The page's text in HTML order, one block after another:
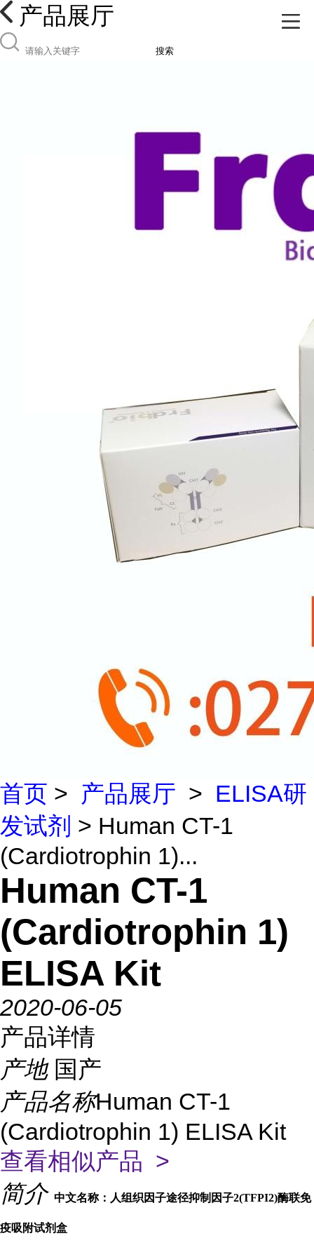
产品展厅
搜索
首页 > 产品展厅 > ELISA研
发试剂 > Human CT-1
(Cardiotrophin 1)...
Human CT-1
(Cardiotrophin 1)
ELISA Kit
2020-06-05
产品详情
产地 国产
产品名称Human CT-1
(Cardiotrophin 1) ELISA Kit
查看相似产品 >
简介 中文名称：人组织因子途径抑制因子2(TFPI2)酶联免
疫吸附试剂盒